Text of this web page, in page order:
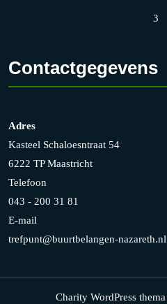
3
Contactgegevens
Adres
Kasteel Schaloesntraat 54
6222 TP Maastricht
Telefoon
043 - 200 31 81
E-mail
trefpunt@buurtbelangen-nazareth.nl
Charity WordPress thema